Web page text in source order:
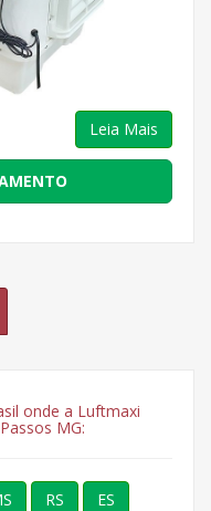
Leia Mais
onde a Luftmaxi
MG:
RS ES